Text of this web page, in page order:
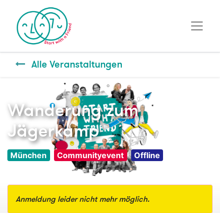
Alle Veranstaltungen
Wanderung zum
Jägerkamp
München Communityevent Offline
Anmeldung leider nicht mehr möglich.